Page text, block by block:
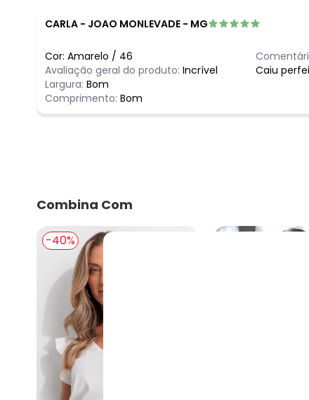
CARLA - JOAO MONLEVADE - MG
Cor: Amarelo / 46
Avaliação geral do produto: Incrível
Largura: Bom
Comprimento: Bom
Caiu
Combina Com
-40%